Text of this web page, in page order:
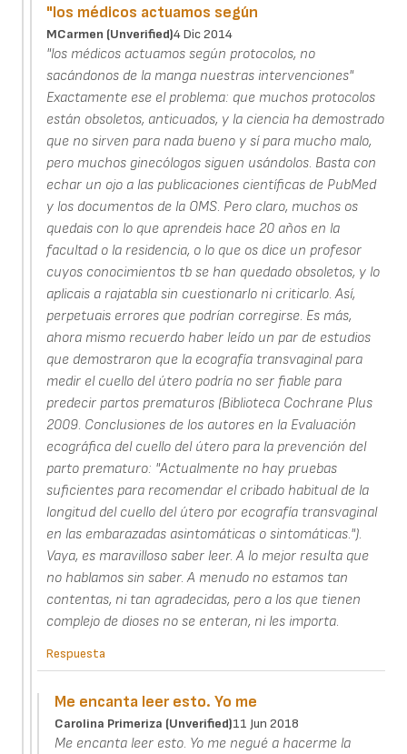
"los médicos actuamos según
MCarmen (unverified)4 Dic 2014
"los médicos actuamos según protocolos, no
sacándonos de la manga nuestras intervenciones"
Exactamente ese el problema: que muchos protocolos
están obsoletos, anticuados, y la ciencia ha demostrado
que no sirven para nada bueno y sí para mucho malo,
pero muchos ginecólogos siguen usándolos. Basta con
echar un ojo a las publicaciones científicas de PubMed
y los documentos de la OMS. Pero claro, muchos os
quedais con lo que aprendeis hace 20 años en la
facultad o la residencia, o lo que os dice un profesor
cuyos conocimientos tb se han quedado obsoletos, y lo
aplicais a rajatabla sin cuestionarlo ni criticarlo. Así,
perpetuais errores que podrían corregirse. Es más,
ahora mismo recuerdo haber leído un par de estudios
que demostraron que la ecografía transvaginal para
medir el cuello del útero podría no ser fiable para
predecir partos prematuros (Biblioteca Cochrane Plus
2009. Conclusiones de los autores en la Evaluación
ecográfica del cuello del útero para la prevención del
parto prematuro: "Actualmente no hay pruebas
suficientes para recomendar el cribado habitual de la
longitud del cuello del útero por ecografía transvaginal
en las embarazadas asintomáticas o sintomáticas.").
Vaya, es maravilloso saber leer. A lo mejor resulta que
no hablamos sin saber. A menudo no estamos tan
contentas, ni tan agradecidas, pero a los que tienen
complejo de dioses no se enteran, ni les importa.
Respuesta
Me encanta leer esto. Yo me
Carolina Primeriza (unverified)11 Jun 2018
Me encanta leer esto. Yo me negué a hacerme la